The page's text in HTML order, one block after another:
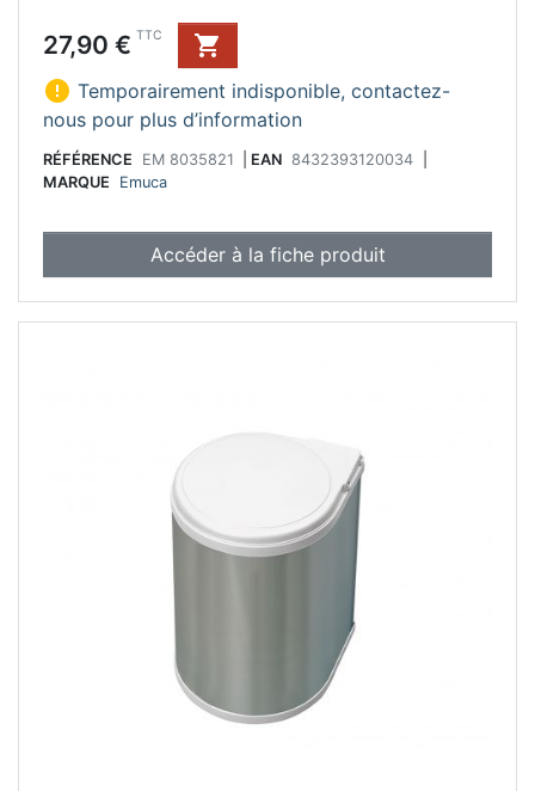
Prix
27,90 € TTC

 Temporairement indisponible, contactez-
nous pour plus d’information
RÉFÉRENCE EM 8035821 EAN 8432393120034
MARQUE
Emuca
Accéder à la fiche produit